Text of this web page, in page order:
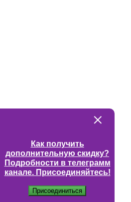
Как получить
дополнительную скидку?
Подробности в телеграмм
канале. Присоединяйтесь!
Присоединиться